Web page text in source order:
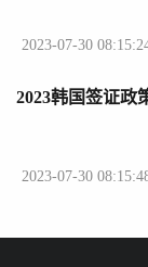
2023-07-30
2023韩国签证政
2023-07-30